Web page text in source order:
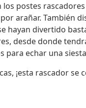
postes
arañar.
hayan divertido
desde donde
para echar una
¡esta rascador